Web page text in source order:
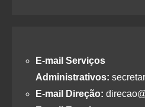
E-mail Serviços
Administrativos:
E-mail Direção: